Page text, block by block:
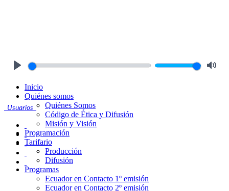
Usuarios
Inicio
Quiénes somos
Quiénes Somos
Código de Ética y Difusión
Misión y Visión
Programación
Tarifario
Producción
Difusión
Programas
Ecuador en Contacto 1º emisión
Ecuador en Contacto 2º emisión